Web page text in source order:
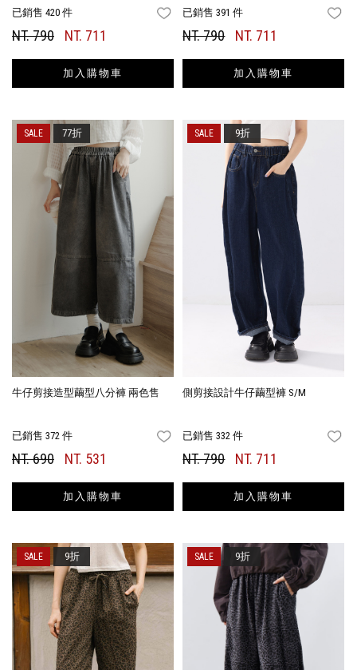
已銷售 420 件 FAVORITES
NT. 790 NT. 711
加入購物車
已銷售 391 件
NT. 790 NT. 711
加入購物車
牛仔剪接造型繭型八分褲 兩色售
已銷售 372 件 FAVORITES
NT. 690 NT. 531
加入購物車
77折
側剪接設計牛仔繭型褲 S/M
已銷售 332 件
NT. 790 NT. 711
加入購物車
9折
9折 9折